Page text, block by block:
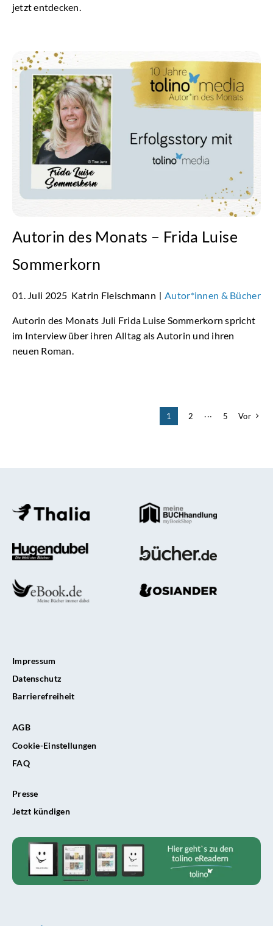
jetzt entdecken.
Autorin des Monats – Frida Luise
Sommerkorn
01. Juli 2025 Katrin Fleischmann | Autor*innen & Bücher
Autorin des Monats Juli Frida Luise Sommerkorn spricht
im Interview über ihren Alltag als Autorin und ihren
neuen Roman.
1 2 ··· 5 Vor
Impressum
Datenschutz
Barrierefreiheit
AGB
Cookie-Einstellungen
FAQ
Presse
Jetzt kündigen